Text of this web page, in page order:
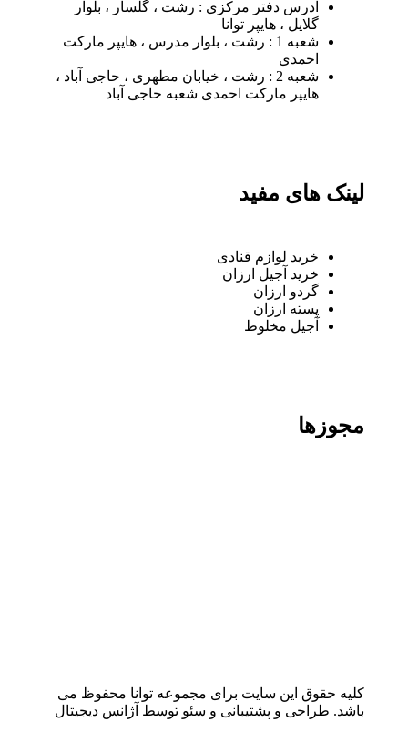
آدرس دفتر مرکزی : رشت ، گلسار ، بلوار
گلایل ، هایپر توانا
شعبه 1 : رشت ، بلوار مدرس ، هایپر مارکت
احمدی
شعبه 2 : رشت ، خیابان مطهری ، حاجی آباد ،
هایپر مارکت احمدی شعبه حاجی آباد
لینک های مفید
خرید لوازم قنادی
خرید آجیل ارزان
گردو ارزان
پسته ارزان
آجیل مخلوط
مجوزها
کلیه حقوق این سایت برای مجموعه توانا محفوظ می
باشد. طراحی و پشتیبانی و سئو توسط آژانس دیجیتال